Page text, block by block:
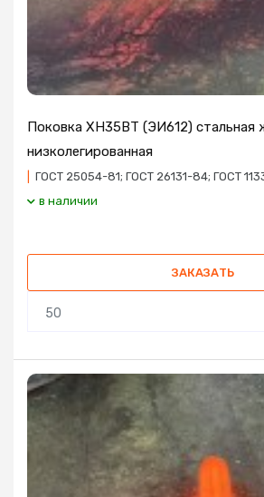
Поковка ХН35ВТ (ЭИ612) стальная
низколегированная
ГОСТ 25054-81; ГОСТ 26131-84; ГОСТ
в наличии
ЗАКАЗАТЬ
50